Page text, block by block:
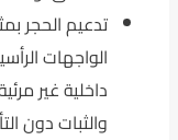
تدعيم الحجر
الواجهات
داخلية غير
والثبات دون